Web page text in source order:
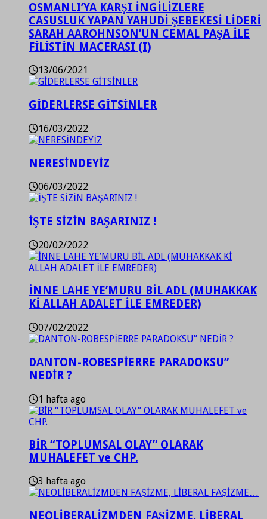
OSMANLI’YA KARŞI İNGİLİZLERE
CASUSLUK YAPAN YAHUDİ ŞEBEKESİ LİDERİ
SARAH AAROHNSON’UN CEMAL PAŞA İLE
FİLİSTİN MACERASI (I)
13/06/2021
GİDERLERSE GİTSİNLER
16/03/2022
NERESİNDEYİZ
06/03/2022
İŞTE SİZİN BAŞARINIZ !
20/02/2022
İNNE LAHE YE’MURU BİL ADL (MUHAKKAK
Kİ ALLAH ADALET İLE EMREDER)
07/02/2022
DANTON-ROBESPİERRE PARADOKSU”
NEDİR ?
1 hafta ago
BİR “TOPLUMSAL OLAY” OLARAK
MUHALEFET ve CHP.
3 hafta ago
NEOLİBERALİZMDEN FAŞİZME, LİBERAL